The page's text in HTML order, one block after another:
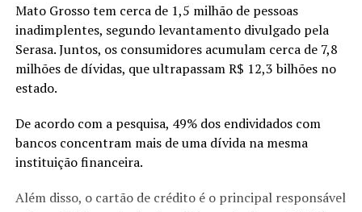
Mato Grosso tem cerca de 1,5 milhão de pessoas
inadimplentes, segundo levantamento divulgado pela
Serasa. Juntos, os consumidores acumulam cerca de 7,8
milhões de dívidas, que ultrapassam R$ 12,3 bilhões no
estado.
De acordo com a pesquisa, 49% dos endividados com
bancos concentram mais de uma dívida na mesma
instituição financeira.
Além disso, o cartão de crédito é o principal responsável